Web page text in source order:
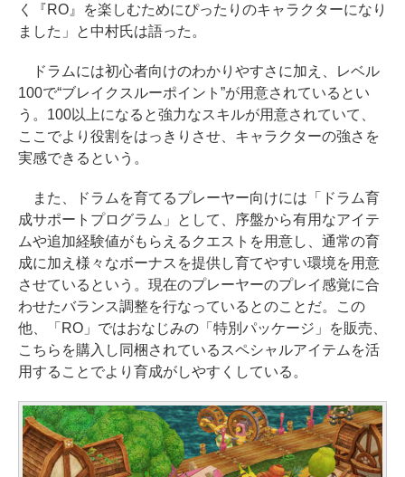
く『RO』を楽しむためにぴったりのキャラクターになり
ました」と中村氏は語った。
ドラムには初心者向けのわかりやすさに加え、レベル
100で“ブレイクスルーポイント”が用意されているとい
う。100以上になると強力なスキルが用意されていて、
ここでより役割をはっきりさせ、キャラクターの強さを
実感できるという。
また、ドラムを育てるプレーヤー向けには「ドラム育
成サポートプログラム」として、序盤から有用なアイテ
ムや追加経験値がもらえるクエストを用意し、通常の育
成に加え様々なボーナスを提供し育てやすい環境を用意
させているという。現在のプレーヤーのプレイ感覚に合
わせたバランス調整を行なっているとのことだ。この
他、「RO」ではおなじみの「特別パッケージ」を販売、
こちらを購入し同梱されているスペシャルアイテムを活
用することでより育成がしやすくしている。